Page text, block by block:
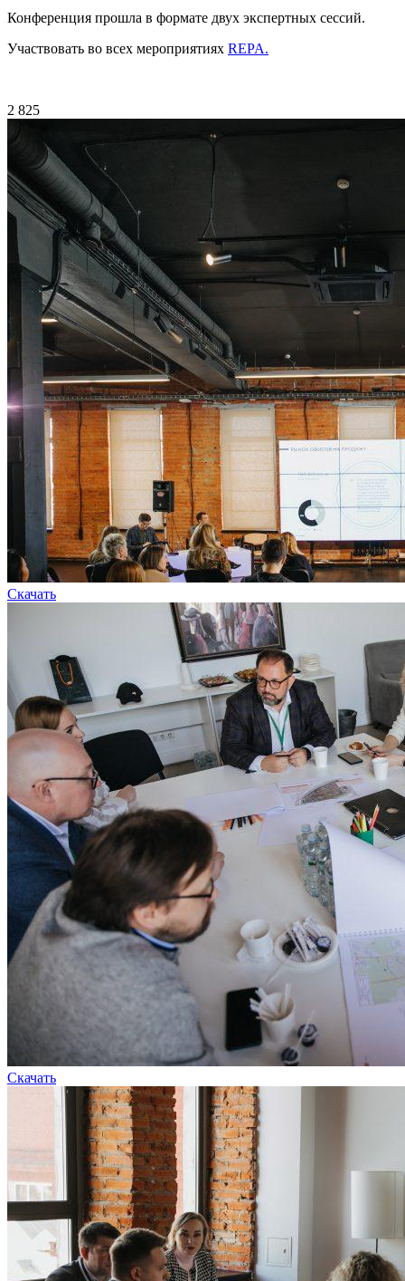
Конференция прошла в формате двух экспертных сессий.
Участвовать во всех мероприятиях REPA.
2 825
Скачать
Скачать